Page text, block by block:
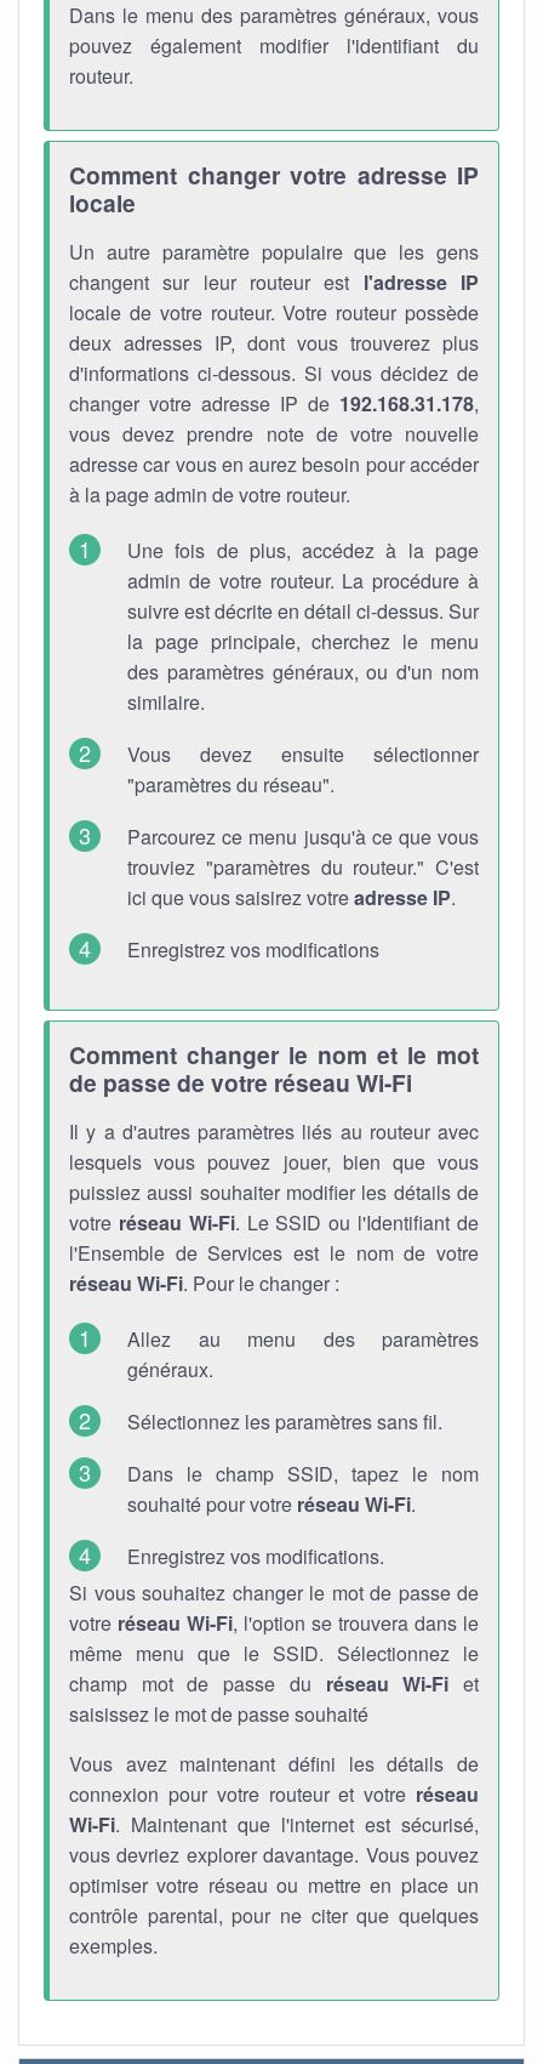
Dans le menu des paramètres généraux, vous
pouvez également modifier l'identifiant du
routeur.
Comment changer votre adresse IP
locale
Un autre paramètre populaire que les gens
changent sur leur routeur est l'adresse IP
locale de votre routeur. Votre routeur possède
deux adresses IP, dont vous trouverez plus
d'informations ci-dessous. Si vous décidez de
changer votre adresse IP de 192.168.31.178,
vous devez prendre note de votre nouvelle
adresse car vous en aurez besoin pour accéder
à la page admin de votre routeur.
Une fois de plus, accédez à la page
admin de votre routeur. La procédure à
suivre est décrite en détail ci-dessus. Sur
la page principale, cherchez le menu
des paramètres généraux, ou d'un nom
similaire.
Vous devez ensuite sélectionner
"paramètres du réseau".
Parcourez ce menu jusqu'à ce que vous
trouviez "paramètres du routeur." C'est
ici que vous saisirez votreadresse IP.
Enregistrez vos modifications
Comment changer le nom et le mot
de passe de votre réseau Wi-Fi
Il y a d'autres paramètres liés au routeur avec
lesquels vous pouvez jouer, bien que vous
puissiez aussi souhaiter modifier les détails de
votre réseau Wi-Fi. Le SSID ou l'Identifiant de
l'Ensemble de Services est le nom de votre
réseau Wi-Fi. Pour le changer :
Allez au menu des paramètres
généraux.
Sélectionnez les paramètres sans fil.
Dans le champ SSID, tapez le nom
souhaité pour votre réseau Wi-Fi.
Enregistrez vos modifications.
Si vous souhaitez changer le mot de passe de
votre réseau Wi-Fi, l'option se trouvera dans le
même menu que le SSID. Sélectionnez le
champ mot de passe du réseau Wi-Fi et
saisissez le mot de passe souhaité
Vous avez maintenant défini les détails de
connexion pour votre routeur et votre réseau
Wi-Fi. Maintenant que l'internet est sécurisé,
vous devriez explorer davantage. Vous pouvez
optimiser votre réseau ou mettre en place un
contrôle parental, pour ne citer que quelques
exemples.